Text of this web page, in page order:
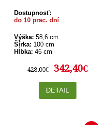
Dostupnosť:
do 10 prac. dní
Výška: 58,6 cm
Šírka: 100 cm
Hĺbka: 46 cm
428,00€ 342,40€
DETAIL